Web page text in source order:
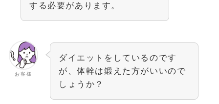
する必要があります。
お客様
ダイエットをしているのです
が、体幹は鍛えた方がいいので
しょうか？